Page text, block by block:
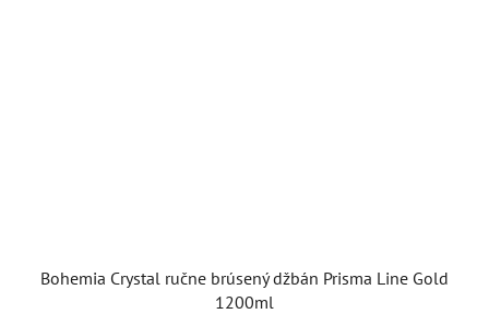
Bohemia Crystal ručne brúsený džbán Prisma Line Gold
1200ml